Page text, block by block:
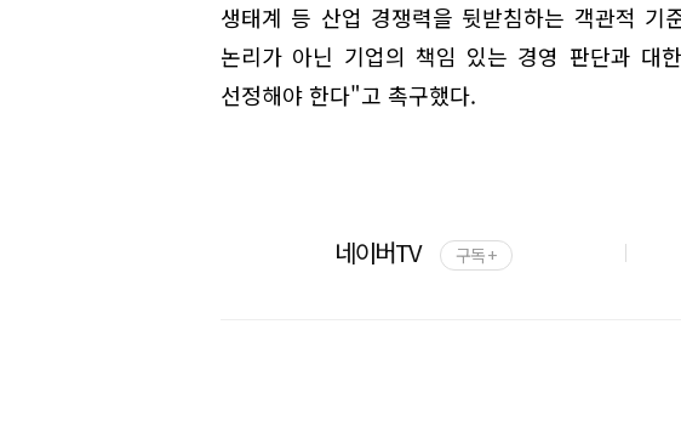
생태계 등 산업 경쟁력을 뒷받침하는 객관적 기
논리가 아닌 기업의 책임 있는 경영 판단과 대
선정해야 한다"고 촉구했다.
네이버TV 구독 +